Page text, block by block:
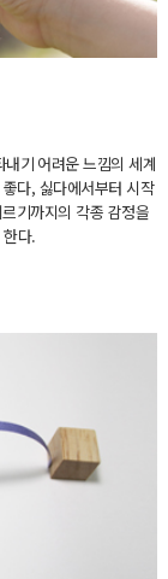
기 어려운 느낌의 세계
다, 싫다에서부터 시작
기까지의 각종 감정을
다.